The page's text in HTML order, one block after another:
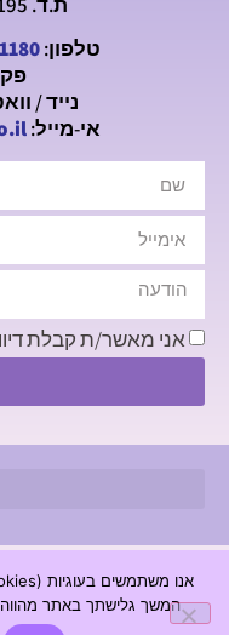
טלפון:
פקס: 04-
נייד /
אי-מייל:
אני מאשר/ת קבלת
© 2026 כל
המשך גלישתך באתר